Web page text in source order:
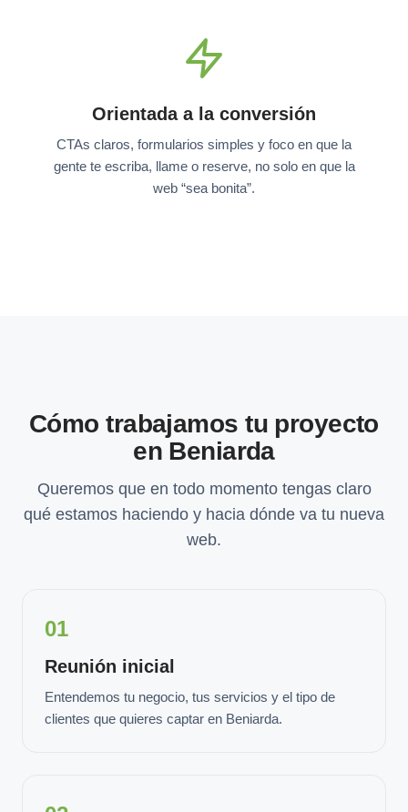
Orientada a la conversión
CTAs claros, formularios simples y foco en que la
gente te escriba, llame o reserve, no solo en que la
web “sea bonita”.
Cómo trabajamos tu proyecto
en Beniarda
Queremos que en todo momento tengas claro
qué estamos haciendo y hacia dónde va tu nueva
web.
01
Reunión inicial
Entendemos tu negocio, tus servicios y el tipo de
clientes que quieres captar en Beniarda.